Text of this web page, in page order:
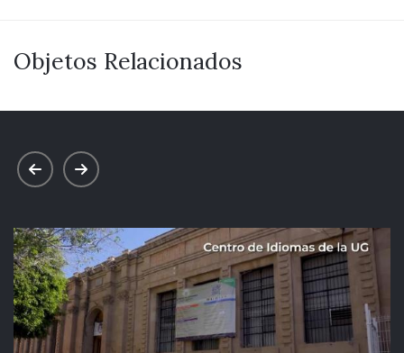
Objetos Relacionados
prev next